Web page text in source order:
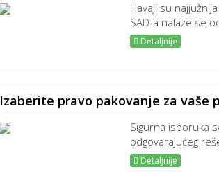
Havaji su
SAD-a nalaze se
Detaljnije
Izaberite pravo pakovanje za vaše
Sigurna isporuka
odgovarajućeg
Detaljnije